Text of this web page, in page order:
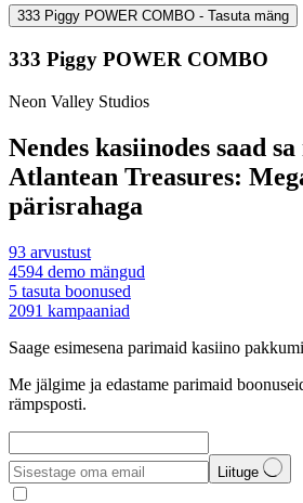
333 Piggy POWER COMBO - Tasuta mäng
333 Piggy POWER COMBO
Neon Valley Studios
Nendes kasiinodes saad
Atlantean Treasures:
pärisrahaga
93 arvustust
4594 demo mängud
5 tasuta boonused
2091 kampaaniad
Saage esimesena parimaid kasiino
Me jälgime ja edastame parimaid
rämpsposti.
Liituge